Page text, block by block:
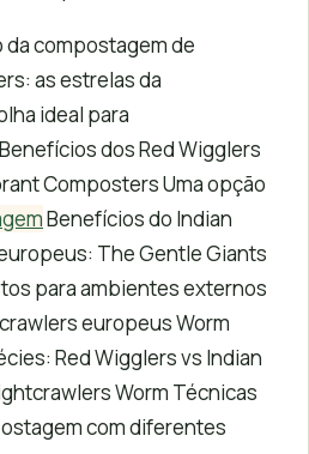
compostagem de
as estrelas da
ideal para
dos Red Wigglers
Composters Uma opção
Benefícios do Indian
The Gentle Giants
para ambientes externos
europeus Worm
Red Wigglers vs Indian
Worm Técnicas
com diferentes